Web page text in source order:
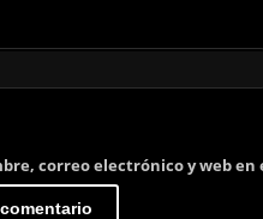
correo electrónico y web